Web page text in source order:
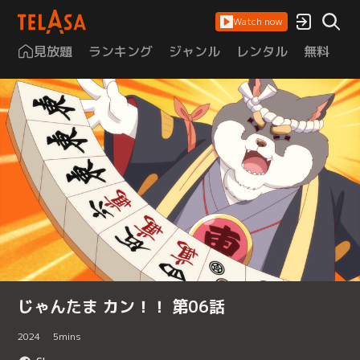
Watch now
見放題 ランキング ジャンル レンタル 無料
じゃんたま カン！！ 第06話
2024 5mins